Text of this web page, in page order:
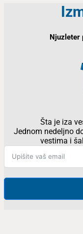
Njuzleter
Šta je iza
Jednom nedeljno
vestima i